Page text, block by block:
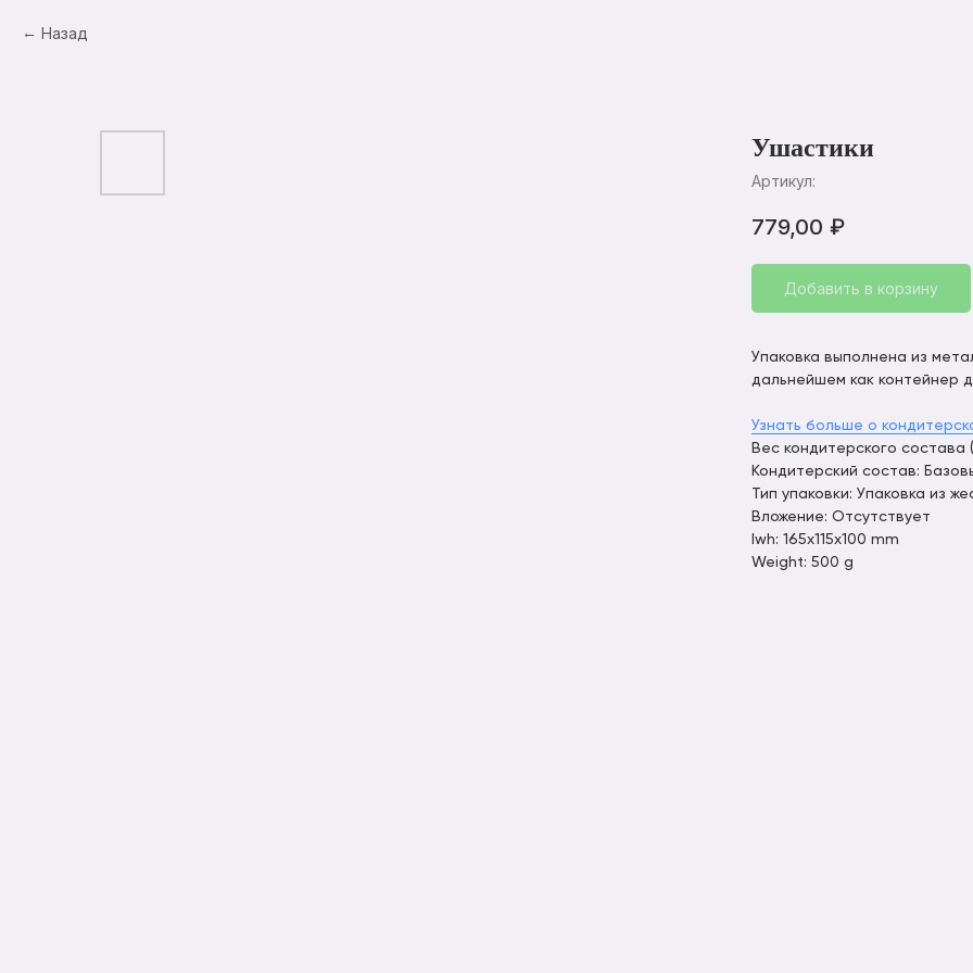
Назад
Ушастики
Артикул:
779,00 ₽
Добавить в корзину
Упаковка выполнена из
дальнейшем как контейнер
Узнать больше о
Вес кондитерского состава
Кондитерский состав:
Тип упаковки: Упаковка из
Вложение: Отсутствует
lwh: 165x115x100 mm
Weight: 500 g